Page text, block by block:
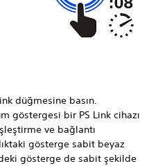
düğmesine basın.
göstergesi bir PS Link cihazı
ve bağlantı
gösterge sabit beyaz
gösterge de sabit şekilde